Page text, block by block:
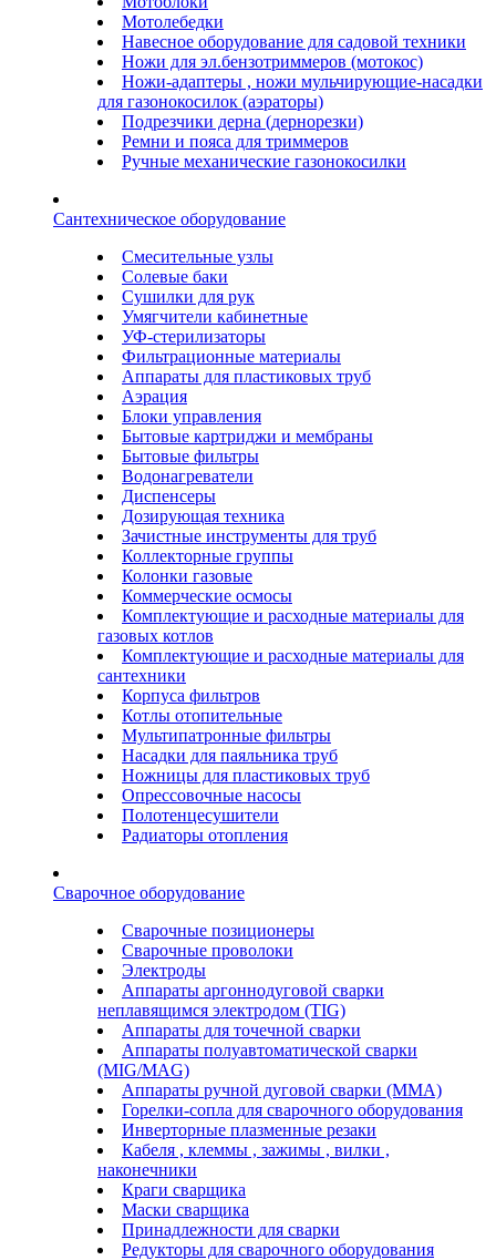
Мотолебедки
Навесное оборудование для садовой техники
Ножи для эл.бензотриммеров (мотокос)
Ножи-адаптеры , ножи мульчирующие-насадки
для газонокосилок (аэраторы)
Подрезчики дерна (дернорезки)
Ремни и пояса для триммеров
Ручные механические газонокосилки
Сантехническое оборудование
Смесительные узлы
Солевые баки
Сушилки для рук
Умягчители кабинетные
УФ-стерилизаторы
Фильтрационные материалы
Аппараты для пластиковых труб
Аэрация
Блоки управления
Бытовые картриджи и мембраны
Бытовые фильтры
Водонагреватели
Диспенсеры
Дозирующая техника
Зачистные инструменты для труб
Коллекторные группы
Колонки газовые
Коммерческие осмосы
Комплектующие и расходные материалы для
газовых котлов
Комплектующие и расходные материалы для
сантехники
Корпуса фильтров
Котлы отопительные
Мультипатронные фильтры
Насадки для паяльника труб
Ножницы для пластиковых труб
Опрессовочные насосы
Полотенцесушители
Радиаторы отопления
Сварочное оборудование
Сварочные позиционеры
Сварочные проволоки
Электроды
Аппараты аргоннодуговой сварки
неплавящимся электродом (TIG)
Аппараты для точечной сварки
Аппараты полуавтоматической сварки
(MIG/MAG)
Аппараты ручной дуговой сварки (ММА)
Горелки-сопла для сварочного оборудования
Инверторные плазменные резаки
Кабеля , клеммы , зажимы , вилки ,
наконечники
Краги сварщика
Маски сварщика
Принадлежности для сварки
Редукторы для сварочного оборудования